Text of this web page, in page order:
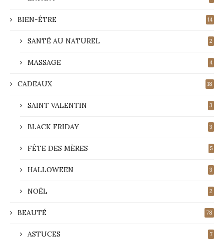
BIEN-ÊTRE 14
SANTÉ AU NATUREL 2
MASSAGE 4
CADEAUX 18
SAINT VALENTIN 3
BLACK FRIDAY 3
FÊTE DES MÈRES 5
HALLOWEEN 3
NOËL 2
BEAUTÉ 78
ASTUCES 7